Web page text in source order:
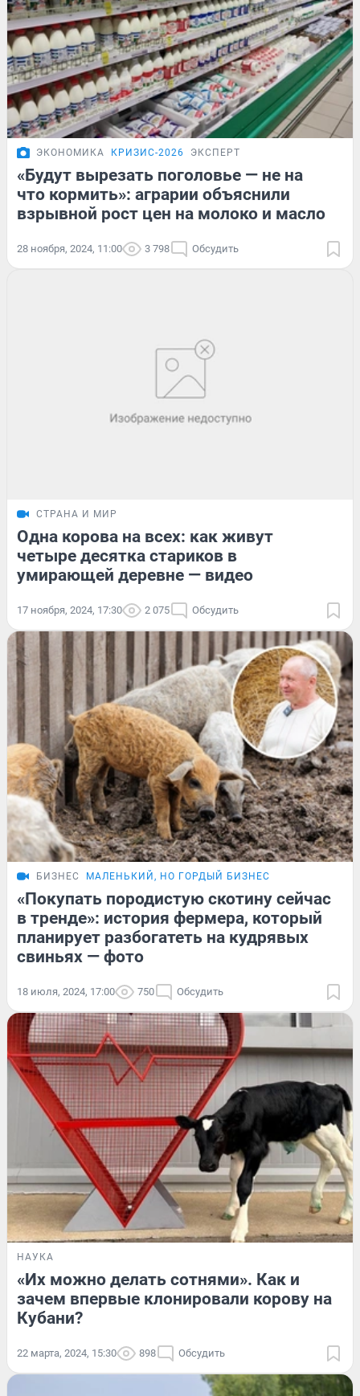
ЭКОНОМИКА КРИЗИС-2026 ЭКСПЕРТ
«Будут вырезать поголовье — не на
что кормить»: аграрии объяснили
взрывной рост цен на молоко и масло
28 ноября, 2024, 11:00 3 798 Обсудить
СТРАНА И МИР
Одна корова на всех: как живут
четыре десятка стариков в
умирающей деревне — видео
17 ноября, 2024, 17:30 2 075 Обсудить
БИЗНЕС МАЛЕНЬКИЙ, НО ГОРДЫЙ БИЗНЕС
«Покупать породистую скотину сейчас
в тренде»: история фермера, который
планирует разбогатеть на кудрявых
свиньях — фото
18 июля, 2024, 17:00 750 Обсудить
НАУКА
«Их можно делать сотнями». Как и
зачем впервые клонировали корову на
Кубани?
22 марта, 2024, 15:30 898 Обсудить